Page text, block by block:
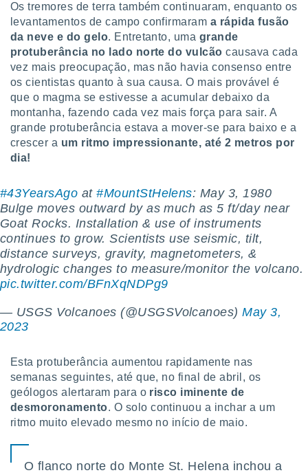
Os tremores de terra também continuaram, enquanto os
levantamentos de campo confirmaram a rápida fusão
da neve e do gelo. Entretanto, uma grande
protuberância no lado norte do vulcão causava cada
vez mais preocupação, mas não havia consenso entre
os cientistas quanto à sua causa. O mais provável é
que o magma se estivesse a acumular debaixo da
montanha, fazendo cada vez mais força para sair. A
grande protuberância estava a mover-se para baixo e a
crescer a um ritmo impressionante, até 2 metros por
dia!
#43YearsAgo at#MountStHelens: May 3, 1980
Bulge moves outward by as much as 5 ft/day near
Goat Rocks. Installation & use of instruments
continues to grow. Scientists use seismic, tilt,
distance surveys, gravity, magnetometers, &
hydrologic changes to measure/monitor the volcano.
pic.twitter.com/BFnXqNDPg9
— USGS Volcanoes (@USGSVolcanoes)May 3,
2023
Esta protuberância aumentou rapidamente nas
semanas seguintes, até que, no final de abril, os
geólogos alertaram para o risco iminente de
desmoronamento. O solo continuou a inchar a um
ritmo muito elevado mesmo no início de maio.
O flanco norte do Monte St. Helena inchou a